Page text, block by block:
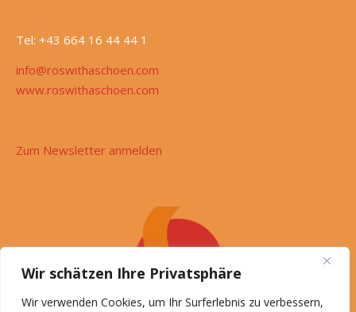
Wir schätzen Ihre Privatsphäre
Wir verwenden Cookies, um Ihr Surferlebnis zu verbessern,
Tel: +43 664 16 44 44 1
info@roswithaschoen.com
www.roswithaschoen.com
Zum Newsletter anmelden